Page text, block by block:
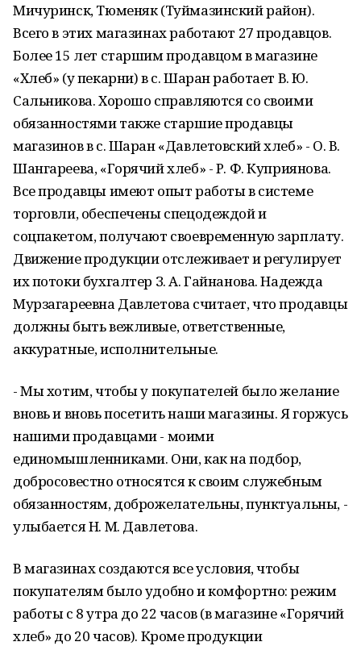
Мичуринск, Тюменяк (Туймазинский район).
Всего в этих магазинах работают 27 продавцов.
Более 15 лет старшим продавцом в магазине
«Хлеб» (у пекарни) в с. Шаран работает В. Ю.
Сальникова. Хорошо справляются со своими
обязанностями также старшие продавцы
магазинов в с. Шаран «Давлетовский хлеб» - О. В.
Шангареева, «Горячий хлеб» - Р. Ф. Куприянова.
Все продавцы имеют опыт работы в системе
торговли, обеспечены спецодеждой и
соцпакетом, получают своевременную зарплату.
Движение продукции отслеживает и регулирует
их потоки бухгалтер З. А. Гайнанова. Надежда
Мурзагареевна Давлетова считает, что продавцы
должны быть вежливые, ответственные,
аккуратные, исполнительные.
- Мы хотим, чтобы у покупателей было желание
вновь и вновь посетить наши магазины. Я горжусь
нашими продавцами - моими
единомышленниками. Они, как на подбор,
добросовестно относятся к своим служебным
обязанностям, доброжелательны, пунктуальны, -
улыбается Н. М. Давлетова.
В магазинах создаются все условия, чтобы
покупателям было удобно и комфортно: режим
работы с 8 утра до 22 часов (в магазине «Горячий
хлеб» до 20 часов). Кроме продукции